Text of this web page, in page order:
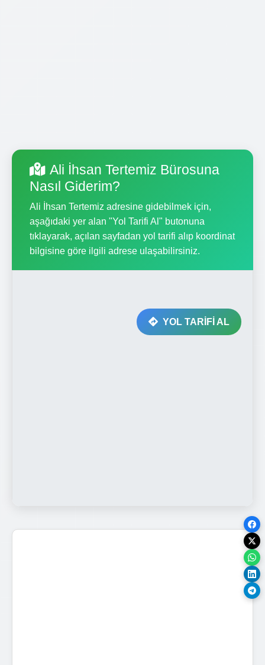
Ali İhsan Tertemiz Bürosuna
Nasıl Giderim?
Ali İhsan Tertemiz adresine gidebilmek için,
aşağıdaki yer alan "Yol Tarifi Al" butonuna
tıklayarak, açılan sayfadan yol tarifi alıp koordinat
bilgisine göre ilgili adrese ulaşabilirsiniz.
YOL TARİFİ AL